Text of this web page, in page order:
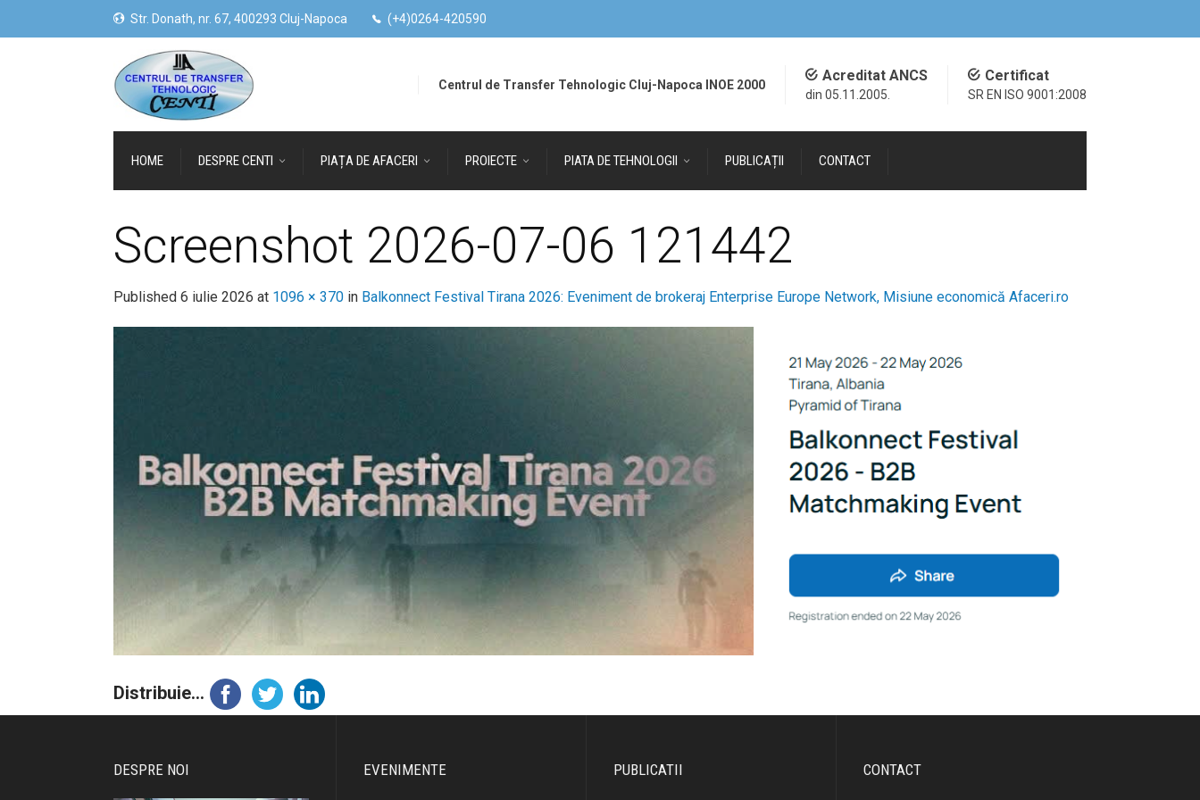
Str. Donath, nr. 67, 400293 Cluj-Napoca (+4)0264-420590
Certificat
SR EN ISO 9001:2008
Acreditat ANCS
din 05.11.2005.
Centrul de Transfer Tehnologic Cluj-Napoca INOE 2000
HOME DESPRE CENTI PIAȚA DE AFACERI PROIECTE PIATA DE TEHNOLOGII PUBLICAȚII CONTACT
Screenshot 2026-07-06 121442
Published 6 iulie 2026 at 1096 × 370 in Balkonnect Festival Tirana 2026: Eveniment de brokeraj Enterprise Europe Network, Misiune economică Afaceri.ro
Distribuie...
DESPRE NOI EVENIMENTE PUBLICATII CONTACT